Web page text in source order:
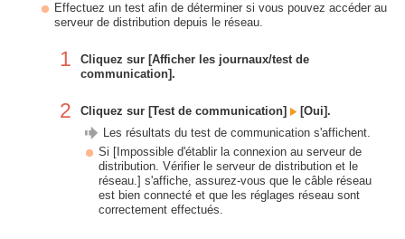
Effectuez un test afin de déterminer si vous pouvez accéder au
serveur de distribution depuis le réseau.
1
Cliquez sur [Afficher les journaux/test de
communication].
2 Cliquez sur [Test de communication]
[Oui].
Les résultats du test de communication s'affichent.
Si [Impossible d'établir la connexion au serveur de
distribution. Vérifier le serveur de distribution et le
réseau.] s'affiche, assurez-vous que le câble réseau
est bien connecté et que les réglages réseau sont
correctement effectués.